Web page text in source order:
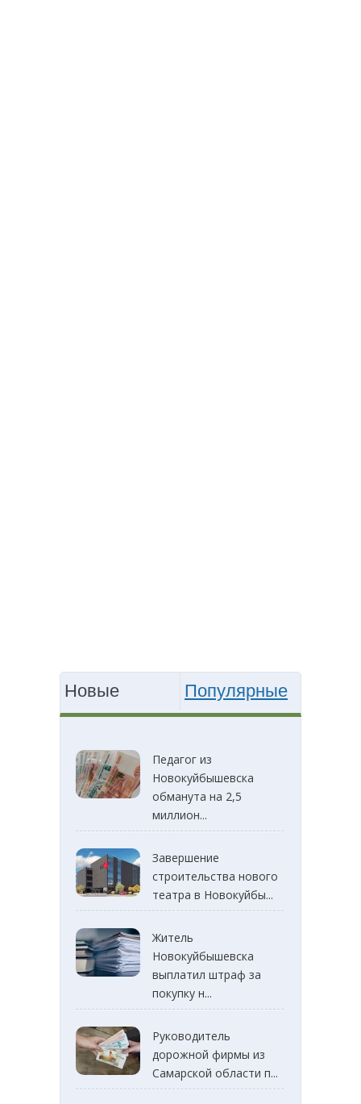
Новые Популярные
Педагог из
Новокуйбышевска
обманута на 2,5
миллион...
Завершение
строительства нового
театра в Новокуйбы...
Житель
Новокуйбышевска
выплатил штраф за
покупку н...
Руководитель
дорожной фирмы из
Самарской области п...